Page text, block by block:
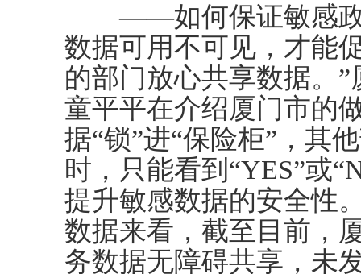
——如何保证敏感政
数据可用不可见，才能
的部门放心共享数据。
童平平在介绍厦门市的
据“锁”进“保险柜”，其
时，只能看到“YES”或
提升敏感数据的安全性
数据来看，截至目前，
务数据无障碍共享，未